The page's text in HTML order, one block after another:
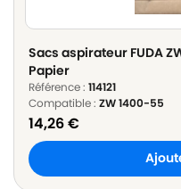
Sacs aspirateur FUDA
Papier
Référence : 114121
Compatible : ZW 1400-55
14,26€